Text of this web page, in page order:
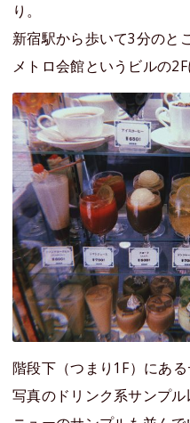
り。
新宿駅から歩いて3分のと
メトロ会館というビルの2F
階段下（つまり1F）にあ
写真のドリンク系サンプ